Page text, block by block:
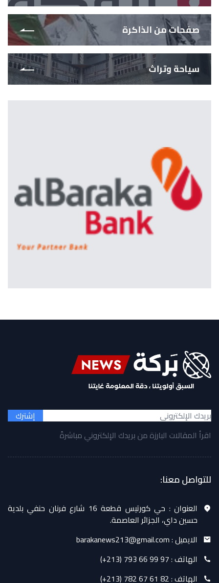
صفحات من الذاكرة
سياحة وتراث
إشترك
اقرأ المقالات البارزة من بريدك الإلكتروني مباشرةً
للتواصل معنا:
العنوان :
حي كورتيس قطعة 16 شارع فرنان حنفي بلدية
حسين داي، الجزائر العاصمة.
الايميل :barakanews213@gmail.com
الهاتف :(+213) 793 66 99 97
الهاتف :(+213) 782 67 61 82